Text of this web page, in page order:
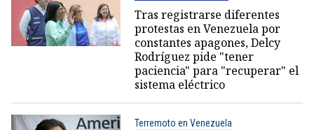
Tras registrarse diferentes
protestas en Venezuela por
constantes apagones, Delcy
Rodríguez pide "tener
paciencia" para "recuperar" el
sistema eléctrico
Terremoto en Venezuela